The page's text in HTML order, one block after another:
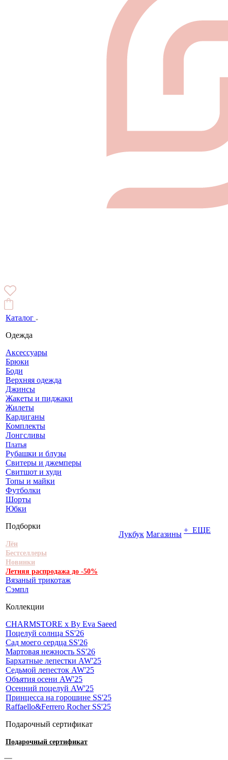
Каталог
Одежда
Аксессуары
Брюки
Боди
Верхняя одежда
Джинсы
Жакеты и пиджаки
Жилеты
Кардиганы
Комплекты
Лонгсливы
Платья
Рубашки и блузы
Свитеры и джемперы
Свитшот и худи
Топы и майки
Футболки
Шорты
Юбки
Подборки
Лён
Бестселлеры
Новинки
Летняя распродажа до -50%
Вязаный трикотаж
Сэмпл
Коллекции
CHARMSTORE х By Eva Saeed
Поцелуй солнца SS'26
Сад моего сердца SS'26
Мартовая нежность SS'26
Бархатные лепестки AW'25
Седьмой лепесток AW'25
Объятия осени AW'25
Осенний поцелуй AW'25
Принцесса на горошине SS'25
Raffaello&Ferrero Rocher SS'25
Подарочный сертификат
Подарочный сертификат
Лукбук Магазины + ЕЩЕ